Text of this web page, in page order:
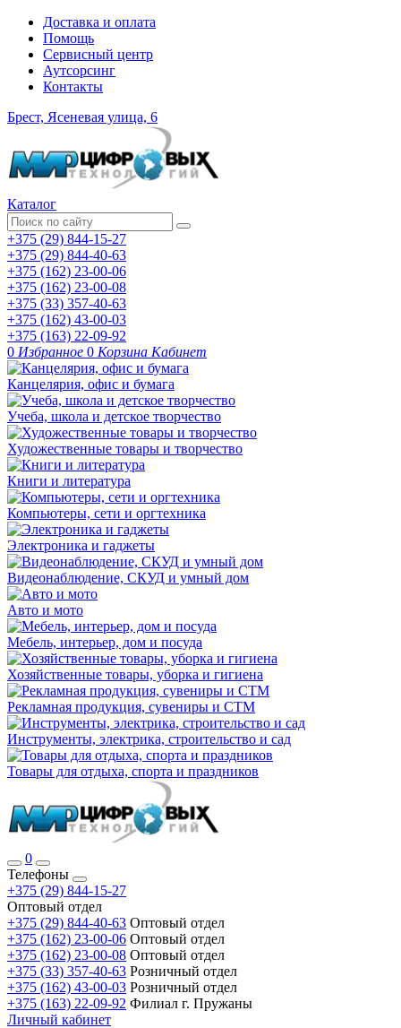
Доставка и оплата
Помощь
Сервисный центр
Аутсорсинг
Контакты
Брест, Ясеневая улица, 6
Каталог
+375 (29) 844-15-27
+375 (29) 844-40-63
+375 (162) 23-00-06
+375 (162) 23-00-08
+375 (33) 357-40-63
+375 (162) 43-00-03
+375 (163) 22-09-92
0 Избранное 0 Корзина Кабинет
Канцелярия, офис и бумага
Учеба, школа и детское творчество
Художественные товары и творчество
Книги и литература
Компьютеры, сети и оргтехника
Электроника и гаджеты
Видеонаблюдение, СКУД и умный дом
Авто и мото
Мебель, интерьер, дом и посуда
Хозяйственные товары, уборка и гигиена
Рекламная продукция, сувениры и СТМ
Инструменты, электрика, строительство и сад
Товары для отдыха, спорта и праздников
0
Телефоны
+375 (29) 844-15-27
Оптовый отдел
+375 (29) 844-40-63 Оптовый отдел
+375 (162) 23-00-06 Оптовый отдел
+375 (162) 23-00-08 Оптовый отдел
+375 (33) 357-40-63 Розничный отдел
+375 (162) 43-00-03 Розничный отдел
+375 (163) 22-09-92 Филиал г. Пружаны
Личный кабинет